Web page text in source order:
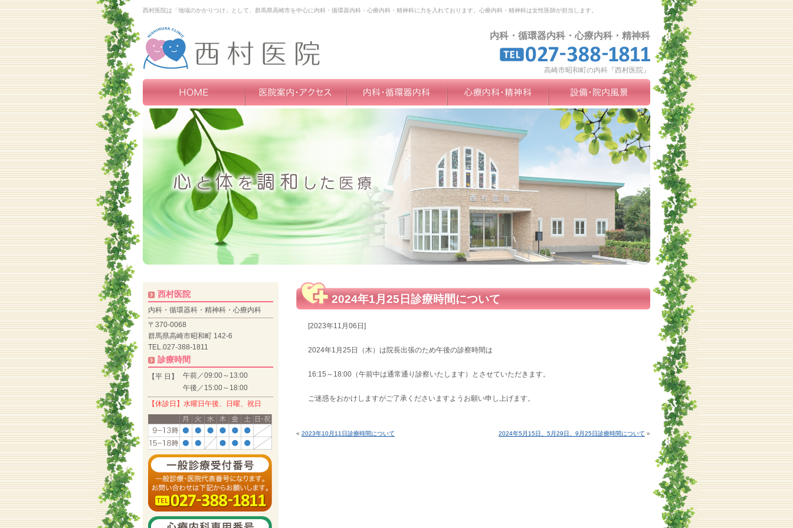
西村医院は「地域のかかりつけ」として、群馬県高崎市を中心に内科・循環器内科・心療内科・精神科に力を入れております。心療内科・精神科は女性医師が担当します。
内科・循環器内科・心療内科・精神科
高崎市昭和町の内科『西村医院』
2024年1月25日診療時間について
[2023年11月06日]
2024年1月25日（木）は院長出張のため午後の診察時間は
16:15～18:00（午前中は通常通り診察いたします）とさせていただきます。
ご迷惑をおかけしますがご了承くださいますようお願い申し上げます。
« 2023年10月11日診療時間について 2024年5月15日、5月29日、9月25日診療時間について »
西村医院
内科・循環器科・精神科・心療内科
〒370-0068
群馬県高崎市昭和町 142-6
TEL.027-388-1811
診療時間
【平 日】
午前／09:00～13:00
午後／15:00～18:00
【休診日】水曜日午後、日曜、祝日